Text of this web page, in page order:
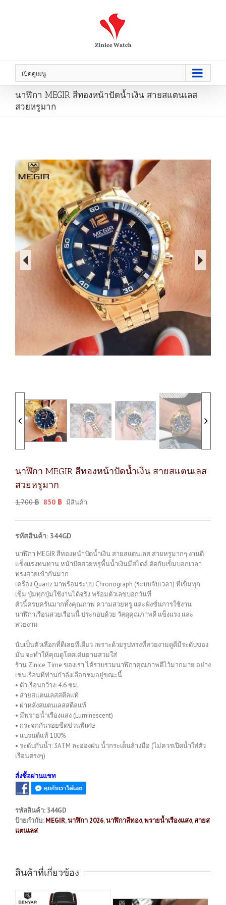
เปิดดูเมนู
นาฬิกา MEGIR สีทองหน้าปัดน้ำเงิน สายสแตนเลส
สวยหรูมาก
นาฬิกา MEGIR สีทองหน้าปัดน้ำเงิน สายสแตนเลส
สวยหรูมาก
1,700฿ 850 ฿ มีสินค้า
รหัสสินค้า: 344GD
นาฬิกา MEGIR สีทองหน้าปัดน้ำเงิน สายสแตนเลส สวยหรูมากๆ งานดี
แข็งแรงทนทาน หน้าปัดสวยหรูพื้นน้ำเงินมีสไตล์ ตัดกับเข็มบอกเวลา
ทรงสวยเข้ากันมาก
เครื่อง Quartz มาพร้อมระบบ Chronograph (ระบบจับเวลา) ที่เข็มทุก
เข็ม ปุ่มทุกปุ่มใช้งานได้จริง พร้อมตัวเลขบอกวันที่
ตัวนี้ครบครันมากทั้งคุณภาพ ความสวยหรู และฟังชั่นการใช้งาน
นาฬิกาเรือนสวยเรือนนี้ ประกอบด้วย วัสดุคุณภาพดี แข็งแรง และ
สวยงาม
นับเป็นตัวเลือกที่ดีเลยทีเดียว เพราะด้วยรูปทรงที่สวยงามดูดีมีระดับของ
มัน จะทำให้คุณดูโดดเด่นยามสวมใส่
ร้าน Zinice Time ของเรา ได้รวบรวมนาฬิกาคุณภาพดีไว้มากมาย อย่าง
เช่นเรือนที่ท่านกำลังเลือกชมอยู่ขณะนี้
• ตัวเรือนกว้าง: 4.6 ซม.
• สายสแตนเลสสตีลแท้
• ฝาหลังสแตนเลสสตีลแท้
• มีพรายน้ำเรืองแสง (Luminescent)
• กระจกกันรอยขีดข่วนพิเศษ
• แบรนด์แท้ 100%
• ระดับกันน้ำ: 3ATM ละอองฝน น้ำกระเด็นล้างมือ (ไม่ควรเปิดน้ำใส่ตัว
เรือนตรงๆ)
สั่งซื้อผ่านแชท
รหัสสินค้า: 344GD
ป้ายกำกับ: MEGIR,นาฬิกา 2026,นาฬิกาสีทอง,พรายน้ำเรืองแสง,สายส
แตนเลส
สินค้าที่เกี่ยวข้อง